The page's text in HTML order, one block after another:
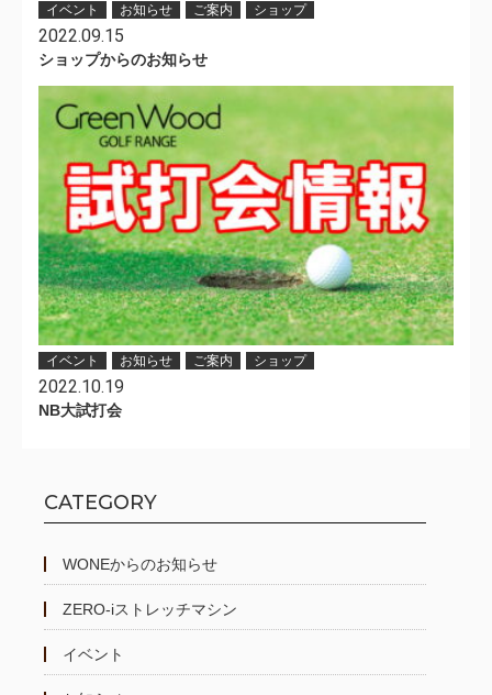
イベント お知らせ ご案内 ショップ
2022.09.15
ショップからのお知らせ
イベント お知らせ ご案内 ショップ
2022.10.19
NB大試打会
CATEGORY
WONEからのお知らせ
ZERO-iストレッチマシン
イベント